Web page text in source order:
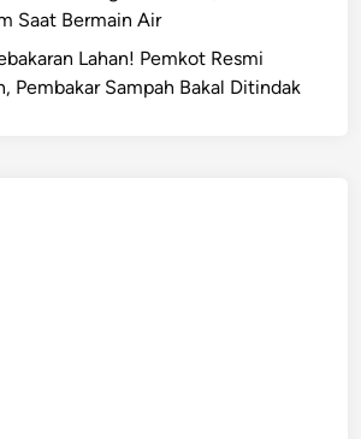
Saat Bermain Air
Lahan! Pemkot Resmi
Pembakar Sampah Bakal Ditindak